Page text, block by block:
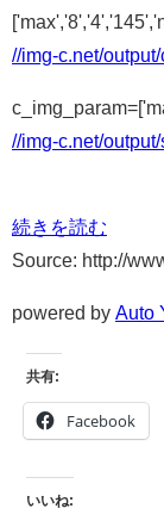
//img-c.net/
//img-c.net/
続きを読む
Source: http://
powered by Auto
共有:
Facebook
いいね: